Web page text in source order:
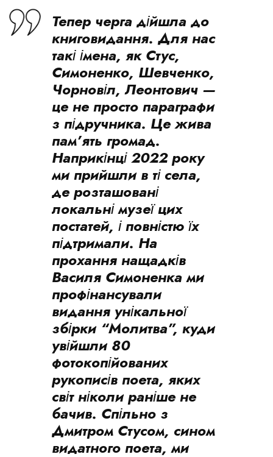
Тепер черга дійшла до
книговидання. Для нас
такі імена, як Стус,
Симоненко, Шевченко,
Чорновіл, Леонтович —
це не просто параграфи
з підручника. Це жива
пам’ять громад.
Наприкінці 2022 року
ми прийшли в ті села,
де розташовані
локальні музеї цих
постатей, і повністю їх
підтримали. На
прохання нащадків
Василя Симоненка ми
профінансували
видання унікальної
збірки “Молитва”, куди
увійшли 80
фотокопійованих
рукописів поета, яких
світ ніколи раніше не
бачив. Спільно з
Дмитром Стусом, сином
видатного поета, ми